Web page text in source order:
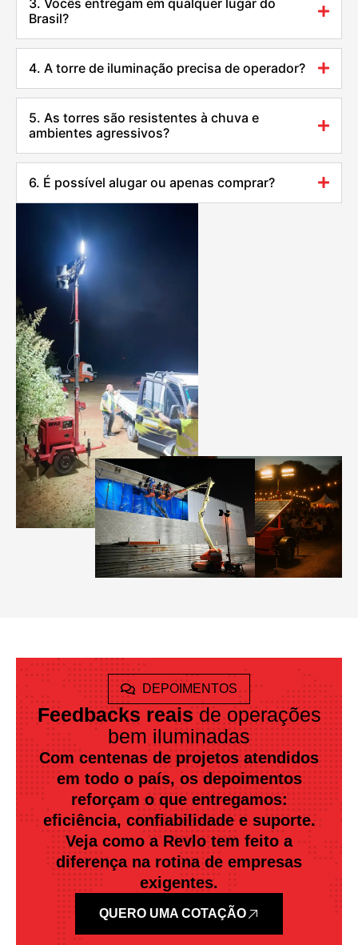
Brasil?
4. A torre de iluminação precisa de operador?
5. As torres são resistentes à chuva e
ambientes agressivos?
6. É possível alugar ou apenas comprar?
DEPOIMENTOS
Feedbacks reaisde operações
bem iluminadas
Com centenas de projetos atendidos
em todo o país, os depoimentos
reforçam o que entregamos:
eficiência, confiabilidade e suporte.
Veja como a Revlo tem feito a
diferença na rotina de empresas
exigentes.
QUERO UMA COTAÇÃO